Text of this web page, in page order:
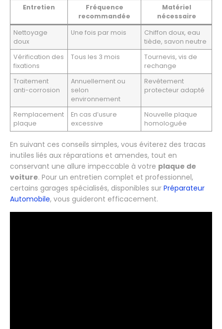
Entretien
Fréquence
recommandée
Matériel
nécessaire
Nettoyage
doux
Une fois par mois
Chiffon doux, eau
tiède, savon neutre
Vérification des
fixations
Tous les 3 mois
Tournevis, vis de
rechange
Traitement
anti-corrosion
Annuellement ou
selon
environnement
Revêtement
protecteur adapté
Remplacement
plaque
En cas d’usure
excessive
Nouvelle plaque
homologuée
En suivant ces conseils simples, vous éviterez des tracas
inutiles liés aux réparations et amendes, tout en
conservant une allure impeccable à votre plaque de
voiture. Pour un entretien complet et professionnel,
certains garages spécialisés, disponibles sur Préparateur
Automobile, vous guideront efficacement.